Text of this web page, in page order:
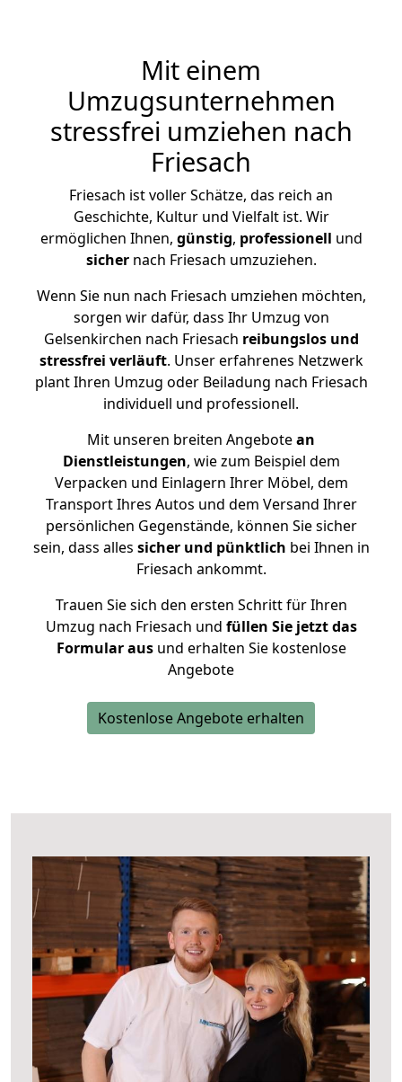
Mit einem
Umzugsunternehmen
stressfrei umziehen nach
Friesach
Friesach ist voller Schätze, das reich an
Geschichte, Kultur und Vielfalt ist. Wir
ermöglichen Ihnen, günstig, professionell und
sichernach Friesach umzuziehen.
Wenn Sie nun nach Friesach umziehen möchten,
sorgen wir dafür, dass Ihr Umzug von
Gelsenkirchen nach Friesach reibungslos und
stressfrei verläuft. Unser erfahrenes Netzwerk
plant Ihren Umzug oder Beiladung nach Friesach
individuell und professionell.
Mit unseren breiten Angebotean
Dienstleistungen, wie zum Beispiel dem
Verpacken und Einlagern Ihrer Möbel, dem
Transport Ihres Autos und dem Versand Ihrer
persönlichen Gegenstände, können Sie sicher
sein, dass alles sicher und pünktlich bei Ihnen in
Friesach ankommt.
Trauen Sie sich den ersten Schritt für Ihren
Umzug nach Friesach und füllen Sie jetzt das
Formular ausund erhalten Sie kostenlose
Angebote
Kostenlose Angebote erhalten